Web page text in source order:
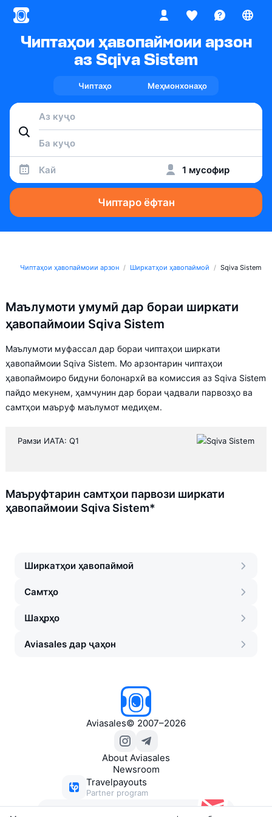
Чиптаҳои ҳавопаймоии арзон
аз Sqiva Sistem
Чиптаҳо Меҳмонхонаҳо
Кай 1 мусофир
Чиптаро ёфтан
Чиптаҳои ҳавопаймоии арзон Ширкатҳои ҳавопаймоӣ Sqiva Sistem
Маълумоти умумӣ дар бораи ширкати
ҳавопаймоии Sqiva Sistem
Маълумоти муфассал дар бораи чиптаҳои ширкати
ҳавопаймоии Sqiva Sistem. Мо арзонтарин чиптаҳои
ҳавопаймоиро бидуни болонархӣ ва комиссия аз Sqiva Sistem
пайдо мекунем, ҳамчунин дар бораи ҷадвали парвозҳо ва
самтҳои маъруф маълумот медиҳем.
Рамзи ИАТА: Q1
Маъруфтарин самтҳои парвози ширкати
ҳавопаймоии Sqiva Sistem*
Ширкатҳои ҳавопаймоӣ
Самтҳо
Шаҳрҳо
Aviasales дар ҷаҳон
Aviasales© 2007–2026
About Aviasales
Newsroom
Travelpayouts
Partner program